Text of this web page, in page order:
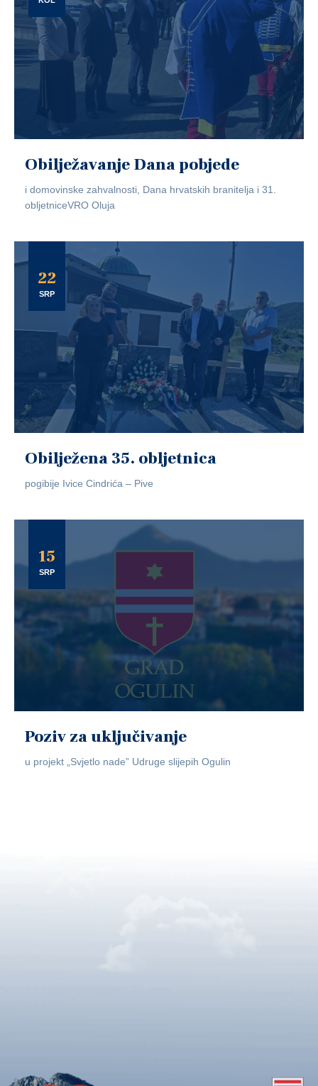
Obilježavanje Dana pobjede
i domovinske zahvalnosti, Dana hrvatskih branitelja i 31.
obljetniceVRO Oluja
22
SRP
Obilježena 35. obljetnica
pogibije Ivice Cindrića – Pive
15
SRP
Poziv za uključivanje
u projekt „Svjetlo nade” Udruge slijepih Ogulin